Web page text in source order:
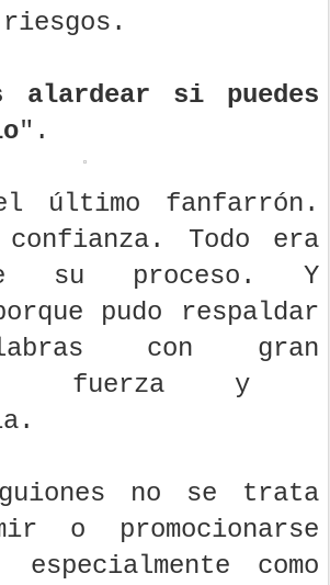
riesgos.
alardear si puedes
".
último fanfarrón.
Todo era
su proceso. Y
pudo respaldar
con gran
fuerza y
no se trata
o promocionarse
especialmente como